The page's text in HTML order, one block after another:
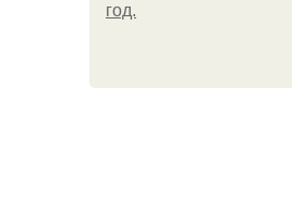
гoд.